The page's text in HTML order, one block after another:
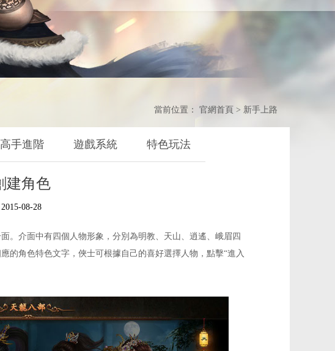
當前位置： 官網首頁 > 新手上路
高手進階 遊戲系統 特色玩法
建角色
2015-08-28
。介面中有四個人物形象，分別為明教、天山、逍遙、峨眉四
的角色特色文字，俠士可根據自己的喜好選擇人物，點擊“進入